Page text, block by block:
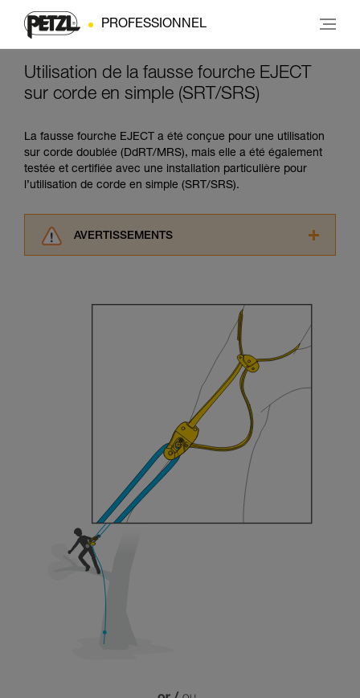
PROFESSIONNEL
Utilisation de la fausse fourche EJECT
sur corde en simple (SRT/SRS)
La fausse fourche EJECT a été conçue pour une utilisation
sur corde doublée (DdRT/MRS), mais elle a été également
testée et certifiée avec une installation particulière pour
l’utilisation de corde en simple (SRT/SRS).
AVERTISSEMENTS
informations de la notice technique pour
pouvoir comprendre ce complément
Maîtriser ces techniques nécessite une
formation et un entraînement spécifique. Validez
avec un professionnel votre capacité à refaire
la manipulation, seul, en toute sécurité, avant
de la reproduire en autonomie.
Nous donnons des exemples de techniques
liées à votre activité. Il peut en exister d’autres
que nous ne décrivons pas ici.